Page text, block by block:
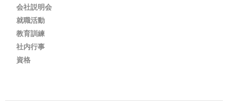
会社説明会
就職活動
教育訓練
社内行事
資格